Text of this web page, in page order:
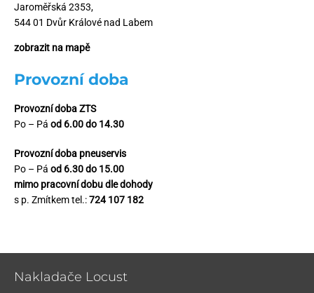
Jaroměřská 2353,
544 01 Dvůr Králové nad Labem
zobrazit na mapě
Provozní doba
Provozní doba ZTS
Po – Pá od 6.00 do 14.30
Provozní doba pneuservis
Po – Pá od 6.30 do 15.00
mimo pracovní dobu dle dohody
s p. Zmítkem tel.:724 107 182
Nakladače Locust